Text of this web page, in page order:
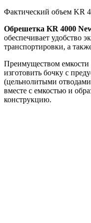
Фактический объем KR
Обрешетка KR 4000
обеспечивает удобство
транспортировки, а
Преимуществом емкости
изготовить бочку с
(цельнолитыми
вместе с емкостью и
конструкцию.